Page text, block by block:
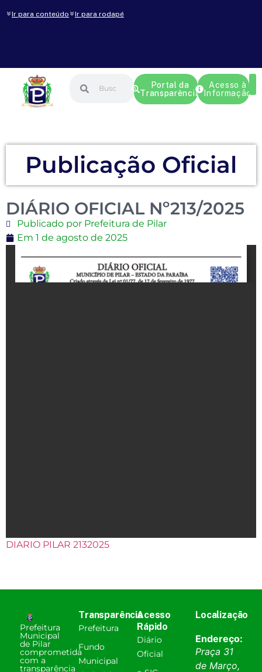
Ir para conteúdo Ir para rodapé
Portal da
Transparência
Acesso à
Informação
Publicação Oficial
DIÁRIO OFICIAL Nº213/2025
Publicado por Prefeitura de Pilar
Em 1 de agosto de 2025
DIARIO PILAR 2132025
Prefeitura
Municipal
de Pilar
comprometida
com a
transparência
Transparência
Prefeitura
Fundo
Municipal
Acesso
Rápido
Diário
Oficial
Localização
Endereço:
Praça 31
de Março,